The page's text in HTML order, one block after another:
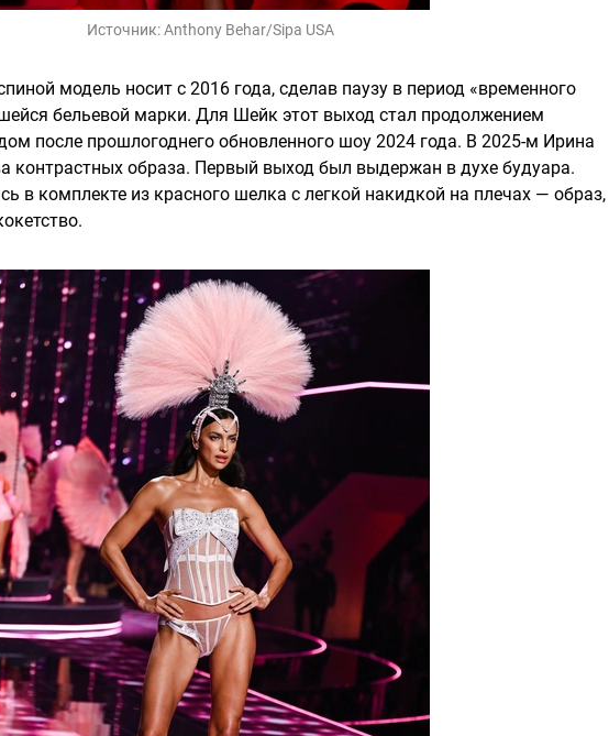
Источник:Anthony Behar/Sipa USA
модель носит с 2016 года, сделав паузу в период «временного
бельевой марки. Для Шейк этот выход стал продолжением
после прошлогоднего обновленного шоу 2024 года. В 2025-м Ирина
контрастных образа. Первый выход был выдержан в духе будуара.
в комплекте из красного шелка с легкой накидкой на плечах — образ,